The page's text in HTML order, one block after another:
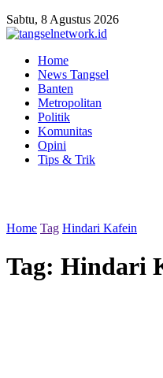
Sabtu, 8 Agustus 2026
Home
News Tangsel
Banten
Metropolitan
Politik
Komunitas
Opini
Tips & Trik
Home Tag Hindari Kafein
Tag: Hindari